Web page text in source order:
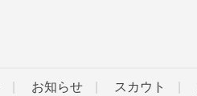
お知らせ スカウト